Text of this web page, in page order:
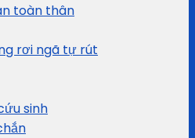
toàn thân
rơi ngã tự rút
sinh